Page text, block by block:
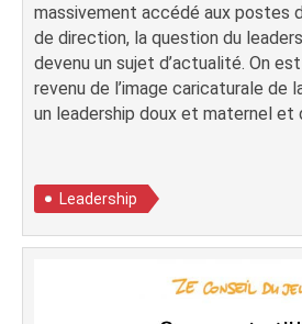
massivement accédé aux postes
de direction, la question du
devenu un sujet d’actualité. On
revenu de l’image caricaturale de
un leadership doux et maternel et
Leadership